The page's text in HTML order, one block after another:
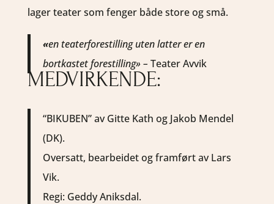
lager teater som fenger både store og små.
«en teaterforestilling uten latter er en
bortkastet forestilling» – Teater Avvik
MEDVIRKENDE:
“BIKUBEN” av Gitte Kath og Jakob Mendel
(DK).
Oversatt, bearbeidet og framført av Lars
Vik.
Regi: Geddy Aniksdal.